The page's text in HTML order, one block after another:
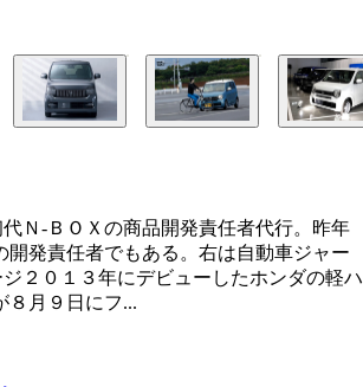
Ｎ-ＢＯＸの商品開発責任者代行。昨年
開発責任者でもある。右は自動車ジャー
２０１３年にデビューしたホンダの軽ハ
８月９日にフ...